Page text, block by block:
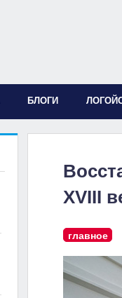
БЛОГИ
XVIII
главное